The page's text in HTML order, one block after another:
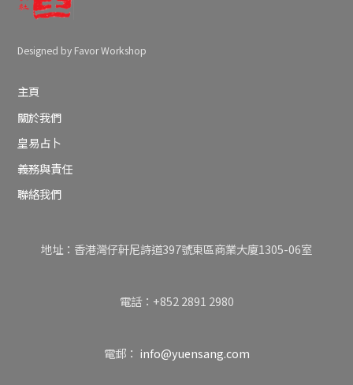
Designed by Favor Workshop
主頁
關於我們
皇易占卜
義務與責任
聯絡我們
地址：香港灣仔軒尼詩道397號東區商業大廈1305-06室
電話：+852 2891 2980
電郵： info@yuensang.com